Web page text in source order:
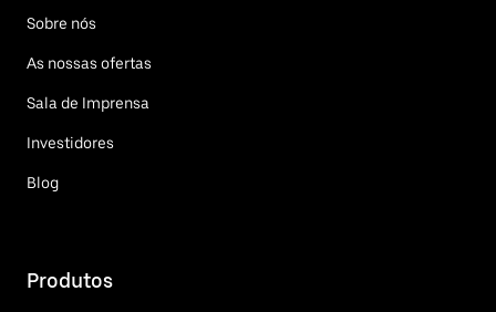
Sobre nós
As nossas ofertas
Sala de Imprensa
Investidores
Blog
Produtos